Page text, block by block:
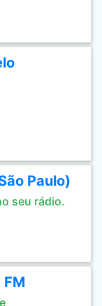
Paulo)
seu rádio.
FM